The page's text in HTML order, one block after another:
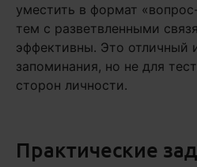
уместить в формат
тем с разветвленными
эффективны. Это отличный
запоминания, но не для
сторон личности.
Практические